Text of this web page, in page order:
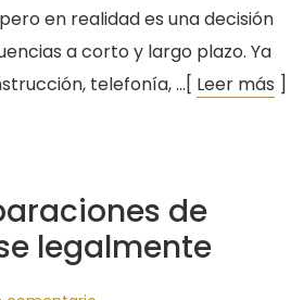
en realidad es una decisión
a corto y largo plazo. Ya
telefonía, …[ Leer más ]
de
legalmente